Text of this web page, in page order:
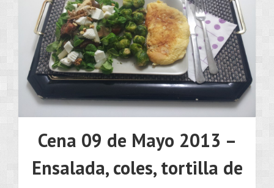
Cena 09 de Mayo 2013 –
Ensalada, coles, tortilla de